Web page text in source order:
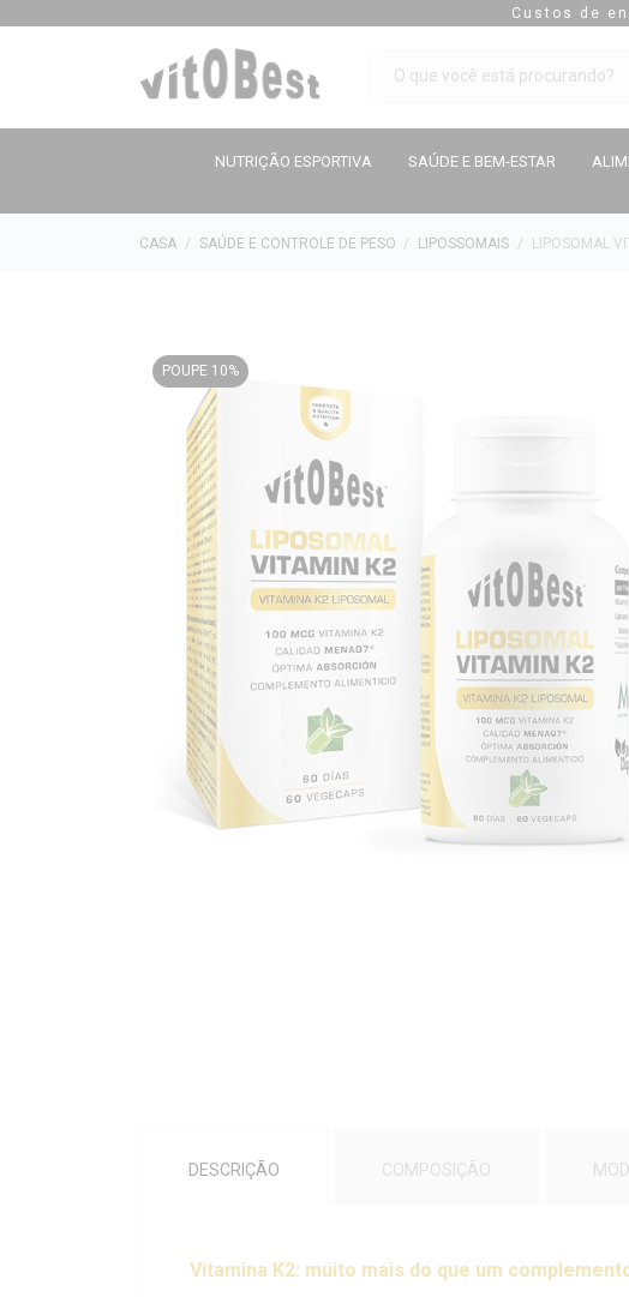
Custos de
NUTRIÇÃO ESPORTIVA SAÚDE E BEM-ESTAR
CASA SAÚDE E CONTROLE DE PESO LIPOSSOMAIS LIPOSOMAL
POUPE 10%
DESCRIÇÃO COMPOSIÇÃO
Vitamina K2: muito mais do que um